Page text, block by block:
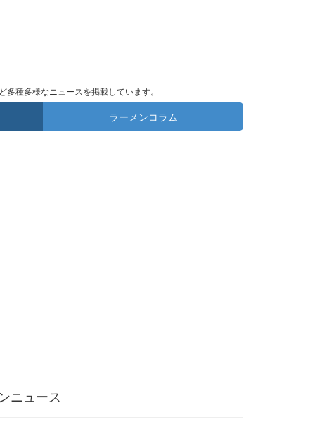
種多様なニュースを掲載しています。
ラーメンコラム
ニュース